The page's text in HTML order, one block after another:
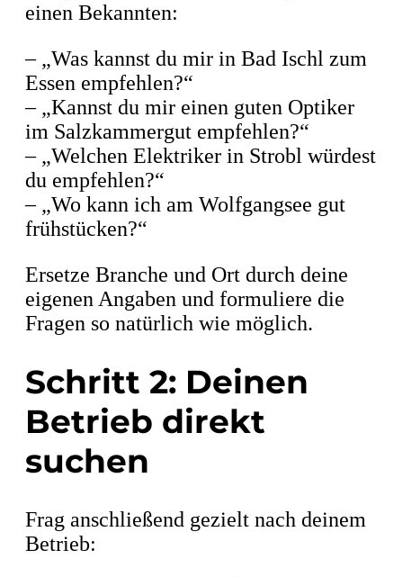
einen Bekannten:
– „Was kannst du mir in Bad Ischl zum
Essen empfehlen?“
– „Kannst du mir einen guten Optiker
im Salzkammergut empfehlen?“
– „Welchen Elektriker in Strobl würdest
du empfehlen?“
– „Wo kann ich am Wolfgangsee gut
frühstücken?“
Ersetze Branche und Ort durch deine
eigenen Angaben und formuliere die
Fragen so natürlich wie möglich.
Schritt 2: Deinen
Betrieb direkt
suchen
Frag anschließend gezielt nach deinem
Betrieb: